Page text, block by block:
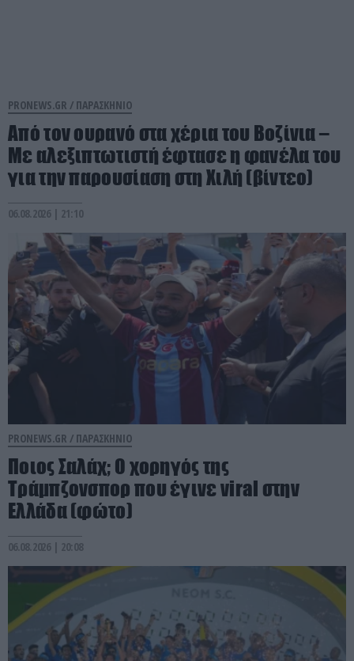
PRONEWS.GR / ΠΑΡΑΣΚΗΝΙΟ
Από τον ουρανό στα χέρια του Βοζίνια –
Με αλεξιπτωτιστή έφτασε η φανέλα του
για την παρουσίαση στη Χιλή (βίντεο)
06.08.2026 | 21:10
PRONEWS.GR / ΠΑΡΑΣΚΗΝΙΟ
Ποιος Σαλάχ; Ο χορηγός της
Τράμπζονσπορ που έγινε viral στην
Ελλάδα (φώτο)
06.08.2026 | 20:08